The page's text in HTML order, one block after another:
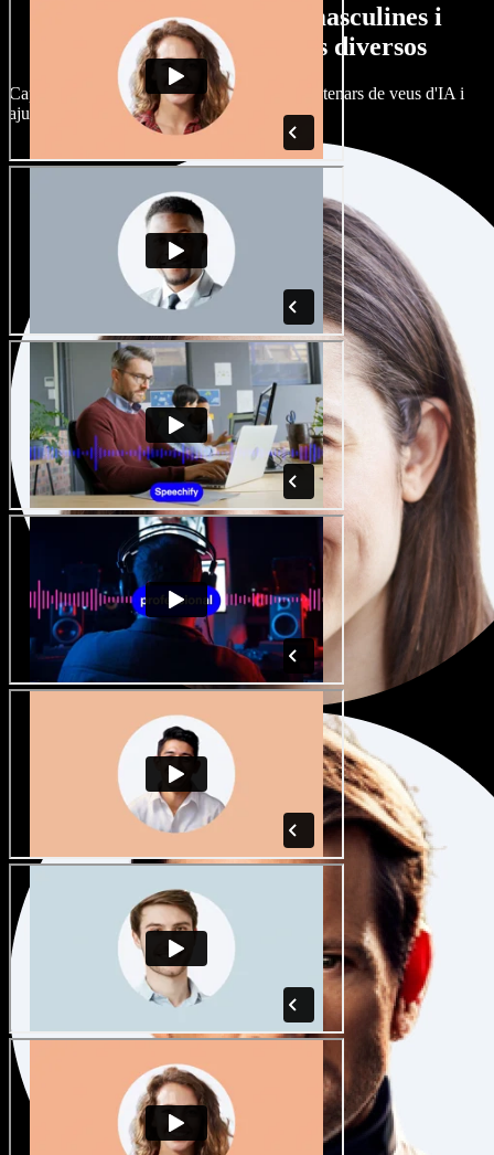
Gran varietat de veus masculines i
femenines amb accents diversos
Cap projecte ha de sonar igual. Tria entre centenars de veus d'IA i
ajusta'n l’accent.